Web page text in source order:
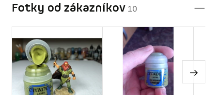
Fotky od zákazníkov 10